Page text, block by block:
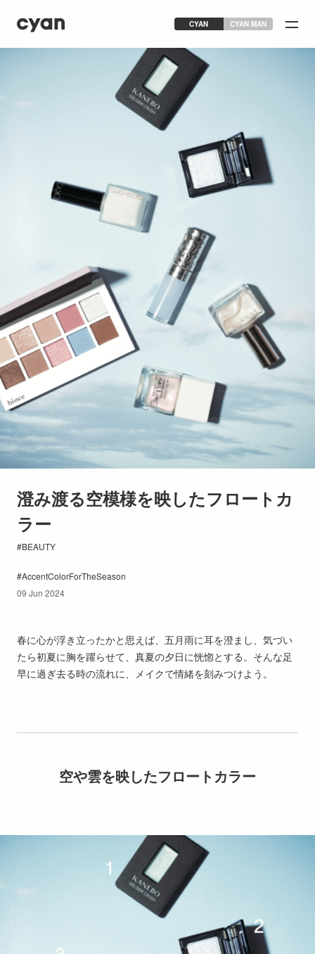
CYAN CYAN MAN
澄み渡る空模様を映したフロートカ
ラー
BEAUTY
AccentColorForTheSeason
09 Jun 2024
春に心が浮き立ったかと思えば、五月雨に耳を澄まし、気づい
たら初夏に胸を躍らせて、真夏の夕日に恍惚とする。そんな足
早に過ぎ去る時の流れに、メイクで情緒を刻みつけよう。
空や雲を映したフロートカラー